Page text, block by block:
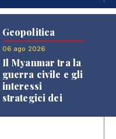
Geopolitica
06 ago 2026
Il Myanmar tra la
guerra civile e gli
interessi
strategici dei